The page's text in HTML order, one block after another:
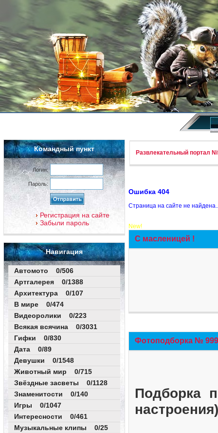
Командный пункт
Логин:
Пароль:
Регистрация на сайте
Забыли пароль
Навигация
Автомото 0/506
Артгалерея 0/1388
Архитектура 0/107
В мире 0/474
Видеоролики 0/223
Всякая всячина 0/3031
Гифки 0/830
Дата 0/89
Девушки 0/1548
Животный мир 0/715
Звёздные засветы 0/1128
Знаменитости 0/140
Игры 0/1047
Интересности 0/461
Музыкальные клипы 0/25
Развлекательный портал
Ошибка 404
Страница на сайте не
New!
С масленицей !
Фотоподборка №
Подборка